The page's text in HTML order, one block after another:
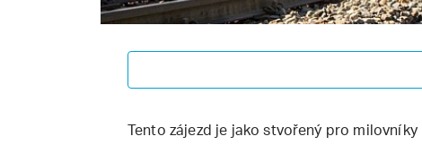
Tento zájezd je jako stvořený pro